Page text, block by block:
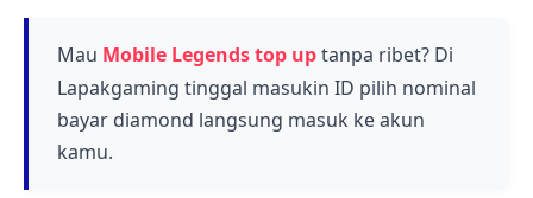
strategi permainan yang ingin kamu gunakan.
Mau Mobile Legends top uptanpa ribet? Di
Lapakgaming tinggal masukin ID pilih nominal
bayar diamond langsung masuk ke akun
kamu.